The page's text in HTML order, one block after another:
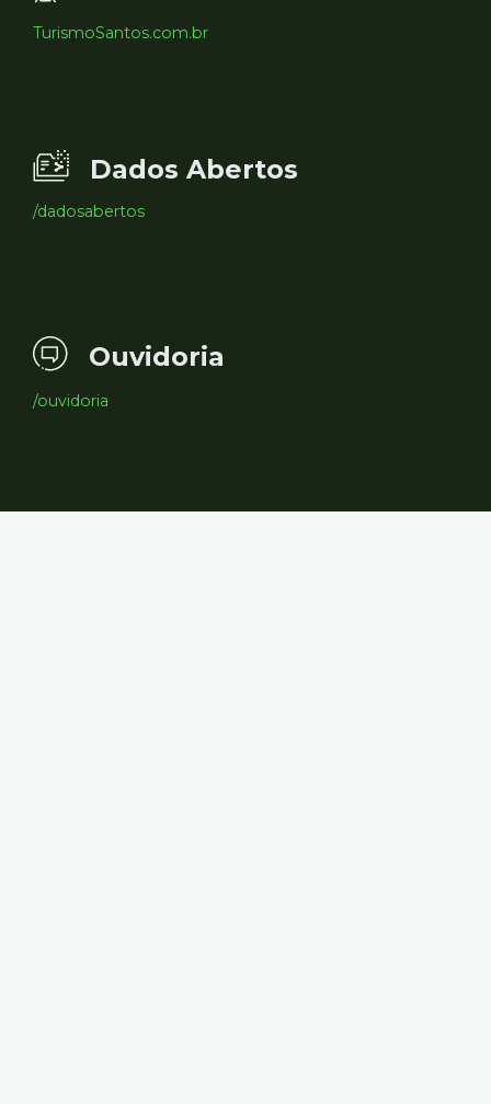
TurismoSantos.com.br
Dados Abertos
/dadosabertos
Ouvidoria
/ouvidoria